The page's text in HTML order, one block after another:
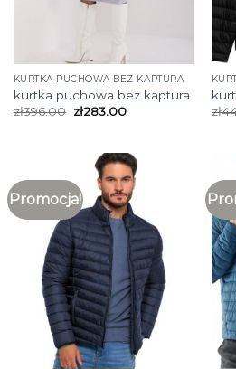
KURTKA PUCHOWA BEZ KAPTURA
kurtka puchowa bez kaptura
zł396.00 zł283.00
zł
Promocja!